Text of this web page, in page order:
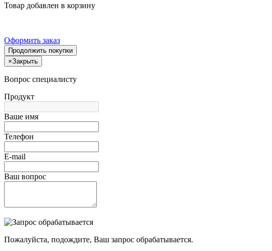
Товар добавлен в корзину
Оформить заказ
Продолжить покупки
×Закрыть
Вопрос специалисту
Продукт
Ваше имя
Телефон
E-mail
Ваш вопрос
Пожалуйста, подождите, Ваш запрос обрабатывается.